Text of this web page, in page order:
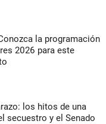
la programación
2026 para este
los hitos de una
secuestro y el Senado